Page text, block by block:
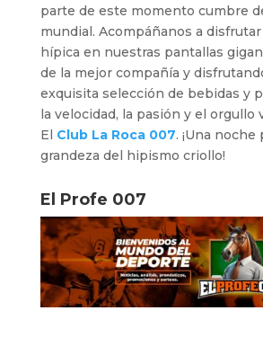
parte de este momento cumbre
mundial. Acompáñanos a
hípica en nuestras pantallas
de la mejor compañía y
exquisita selección de bebidas y
la velocidad, la pasión y el orgullo
El Club La Roca 007. ¡Una noche
grandeza del hipismo criollo!
El Profe 007